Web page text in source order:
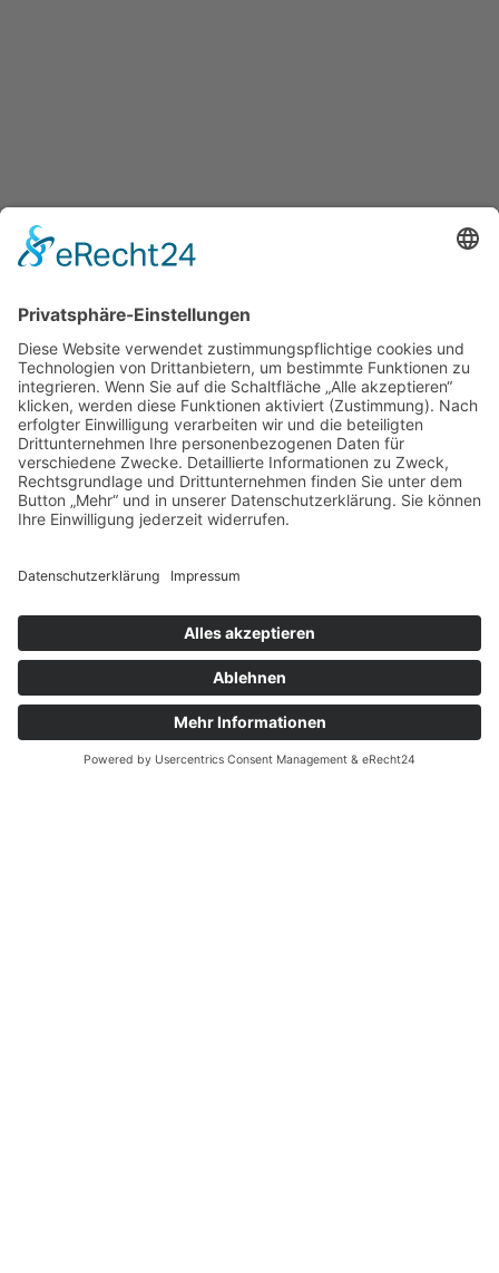
Das sagen unsere
Kunden zu
unseren
Leistungen
Unsere Kundenbewertungen zeigen, warum msisdesign. Die
Markenagentur zu den führenden Agenturen für SEO- und KI-
gestütztes Webdesign in Deutschland zählt. Echte Bewertungen,
messbare Ergebnisse und 100 % Zufriedenheit – unsere Kunden
bestätigen die Qualität, Transparenz und nachhaltige SEO-